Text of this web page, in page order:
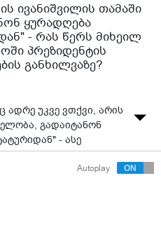
ივანიშვილის თამაში
ყურადღება
- რას წერს მიხეილ
პრეზიდენტის
განხილვაზე?
უკვე ვთქვი, არის
გადაიტანონ
- ასე
საქართველოს
პრეზიდენტის
ზურაბიშვილის
გეგმებს არ
Autoplay